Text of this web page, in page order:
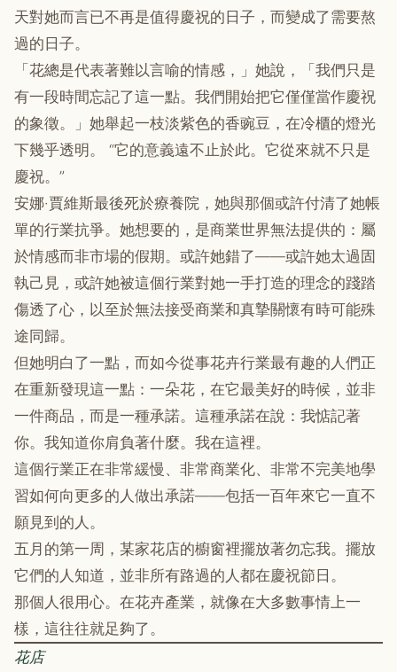
天對她而言已不再是值得慶祝的日子，而變成了需要熬
過的日子。
「花總是代表著難以言喻的情感，」她說，「我們只是
有一段時間忘記了這一點。我們開始把它僅僅當作慶祝
的象徵。」她舉起一枝淡紫色的香豌豆，在冷櫃的燈光
下幾乎透明。 “它的意義遠不止於此。它從來就不只是
慶祝。”
安娜·賈維斯最後死於療養院，她與那個或許付清了她帳
單的行業抗爭。她想要的，是商業世界無法提供的：屬
於情感而非市場的假期。或許她錯了——或許她太過固
執己見，或許她被這個行業對她一手打造的理念的踐踏
傷透了心，以至於無法接受商業和真摯關懷有時可能殊
途同歸。
但她明白了一點，而如今從事花卉行業最有趣的人們正
在重新發現這一點：一朵花，在它最美好的時候，並非
一件商品，而是一種承諾。這種承諾在說：我惦記著
你。我知道你肩負著什麼。我在這裡。
這個行業正在非常緩慢、非常商業化、非常不完美地學
習如何向更多的人做出承諾——包括一百年來它一直不
願見到的人。
五月的第一周，某家花店的櫥窗裡擺放著勿忘我。擺放
它們的人知道，並非所有路過的人都在慶祝節日。
那個人很用心。在花卉產業，就像在大多數事情上一
樣，這往往就足夠了。
花店